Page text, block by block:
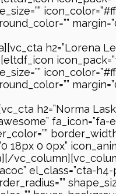
h2=”Lorena
h2=”Norma
fa_icon=”fa-
18px 0 0px”
el_class=”cta-